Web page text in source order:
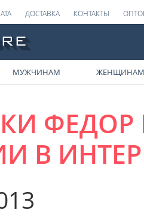
ДОСТАВКА КОНТАКТЫ
МУЖЧИНАМ ЖЕНЩИНАМ
ФЕДОР
В